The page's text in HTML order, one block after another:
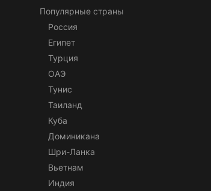
Популярные страны
Россия
Египет
Турция
ОАЭ
Тунис
Таиланд
Куба
Доминикана
Шри-Ланка
Вьетнам
Индия